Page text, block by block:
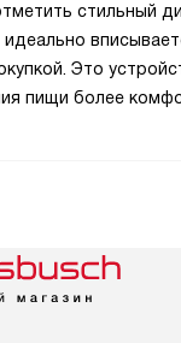
стильный
Это
пищи более